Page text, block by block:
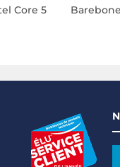
Core 5